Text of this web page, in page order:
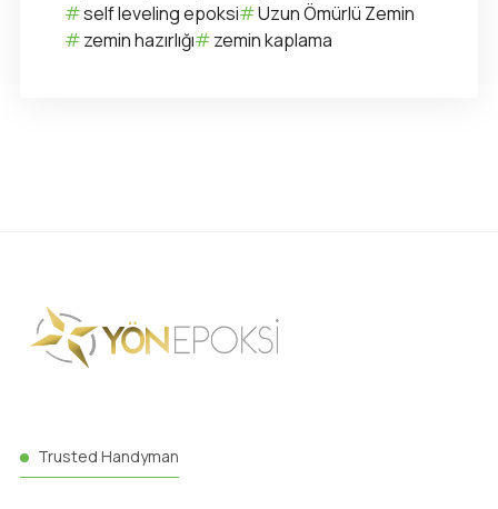
self leveling epoksi
Uzun Ömürlü Zemin
zemin hazırlığı
zemin kaplama
Trusted Handyman